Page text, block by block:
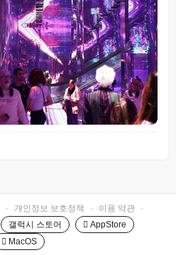
· 개인정보 보호정책 · 이용 약관
·
갤럭시 스토어
 AppStore
 MacOS